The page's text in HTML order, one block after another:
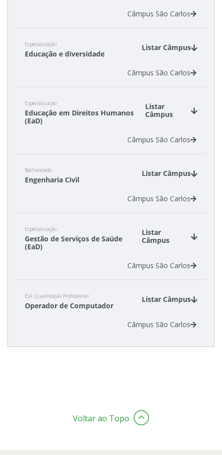
Câmpus São Carlos
Especialização
Educação e diversidade
Listar Câmpus
Câmpus São Carlos
Especialização
Educação em Direitos Humanos
(EaD)
Listar
Câmpus
Câmpus São Carlos
Bacharelado
Engenharia Civil
Listar Câmpus
Câmpus São Carlos
Especialização
Gestão de Serviços de Saúde
(EaD)
Listar
Câmpus
Câmpus São Carlos
EJA Qualificação Profissional
Operador de Computador
Listar Câmpus
Câmpus São Carlos
Voltar ao Topo